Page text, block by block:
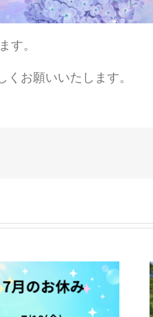
す。
お願いいたします。